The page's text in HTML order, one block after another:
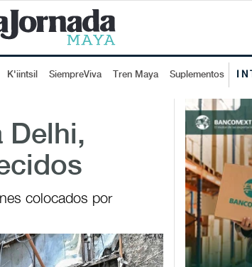
K'iintsil SiempreViva Tren Maya Suplementos
Delhi,
colocados por